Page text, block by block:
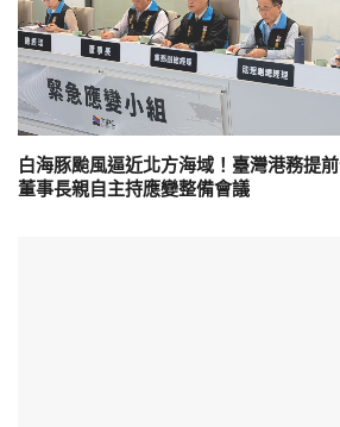
白海豚颱風逼近北方海域！臺灣港務提
董事長親自主持應變整備會議